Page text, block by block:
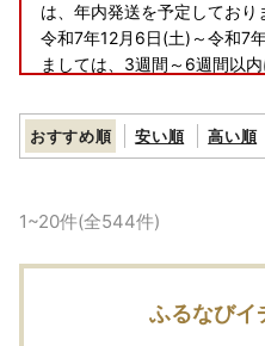
は、年内発送を予定しており
令和7年12月6日(土)～令和7
ましては、3週間～6週間以
年内到着をご希望の場合は
すようお願いいたします。
ただし、返礼品ごとに発送
おすすめ順 安い順 高い順
1~20件(全544件)
ふるなびイ